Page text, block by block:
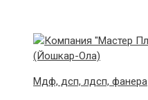
content
Мдф, дсп, лдсп, фанера